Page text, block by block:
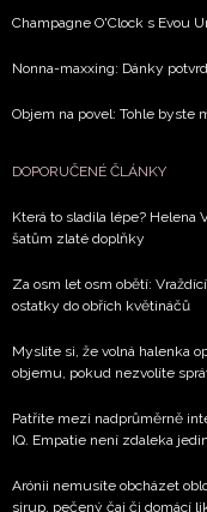
Champagne O'Clock s Evou
Nonna-maxxing: Dánky
Objem na povel: Tohle byste
DOPORUČENÉ ČLÁNKY
Která to sladila lépe? Helena
šatům zlaté doplňky
Za osm let osm obětí:
ostatky do obřích květináčů
Myslíte si, že volná halenka
objemu, pokud nezvolíte
Patříte mezi nadprůměrně
IQ. Empatie není zdaleka
Arónii nemusíte obcházet
sirup, pečený čaj či domácí